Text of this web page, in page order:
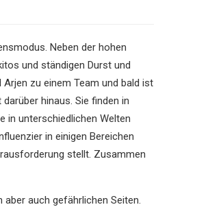
Neben der hohen
und ständigen Durst und
zu einem Team und bald ist
hinaus. Sie finden in
in unterschiedlichen Welten
in einigen Bereichen
stellt. Zusammen
auch gefährlichen Seiten.